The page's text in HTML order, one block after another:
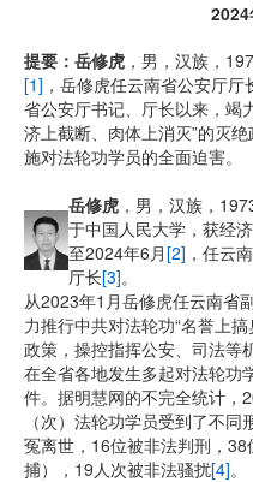
2024
提要： 岳修虎 ，男，汉族，
[1] ，岳修虎任云南省公安厅
省公安厅书记、厅长以来，竭
济上截断、肉体上消灭”的灭
施对法轮功学员的全面迫害。
岳修虎 ，男，汉族，
于中国人民大学，获经
至2024年6月[2] ，任云
厅长[3]。
从2023年1月岳修虎任云南省
力推行中共对法轮功“名誉上
政策，操控指挥公安、司法等
在全省各地发生多起对法轮功
件。据明慧网的不完全统计，
（次）法轮功学员受到了不
冤离世，16位被非法判刑，
捕），19人次被非法骚扰[4]。